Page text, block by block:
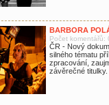
BARBORA
Počet komentářů:
ČR - Nový
silného tématu
zpracování,
závěrečné titulky.